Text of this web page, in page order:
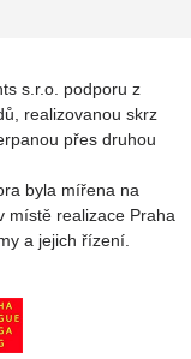
s.r.o. podporu z
realizovanou skrz
přes druhou
byla mířena na
místě realizace Praha
a jejich řízení.